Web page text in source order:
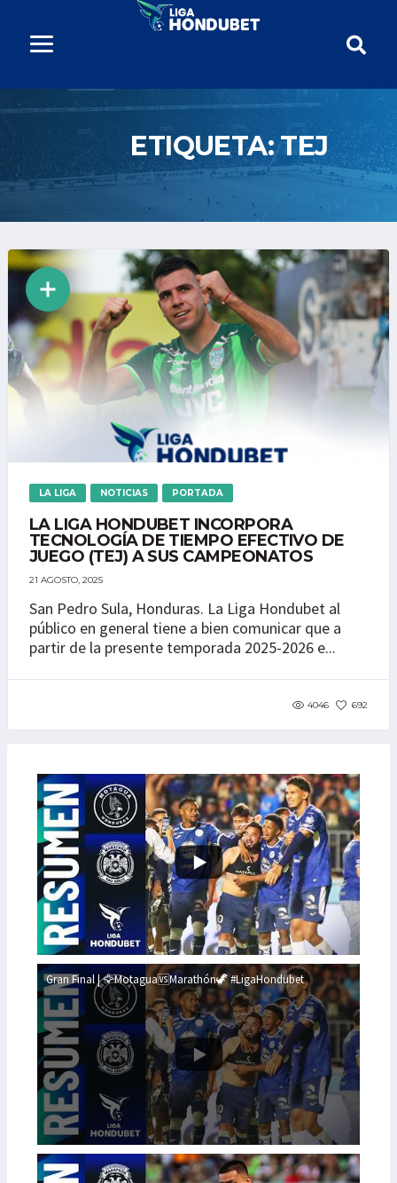
ETIQUETA:TEJ
LA LIGA NOTICIAS PORTADA
LA LIGA HONDUBET INCORPORA
TECNOLOGÍA DE TIEMPO EFECTIVO DE
JUEGO (TEJ) A SUS CAMPEONATOS
21 AGOSTO, 2025
San Pedro Sula, Honduras. La Liga Hondubet al
público en general tiene a bien comunicar que a
partir de la presente temporada 2025-2026 e...
4046 692
Gran Final | 🦅Motagua🆚Marathón🦖 #LigaHondubet